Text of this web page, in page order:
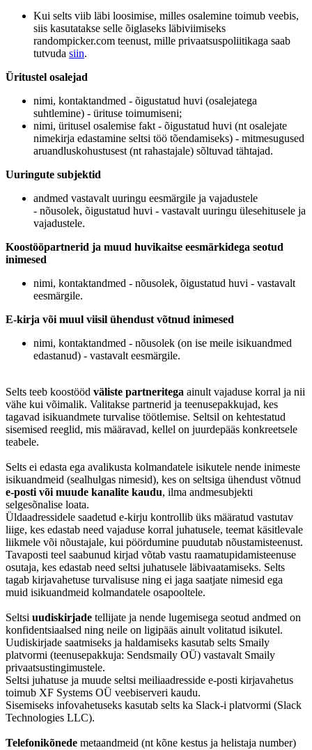
Kui selts viib läbi loosimise, milles osalemine toimub veebis,
siis kasutatakse selle õiglaseks läbiviimiseks
randompicker.com teenust, mille privaatsuspoliitikaga saab
tutvuda siin.
Üritustel osalejad
nimi, kontaktandmed - õigustatud huvi (osalejatega
suhtlemine) - ürituse toimumiseni;
nimi, üritusel osalemise fakt - õigustatud huvi (nt osalejate
nimekirja edastamine seltsi töö tõendamiseks) - mitmesugused
aruandluskohustusest (nt rahastajale) sõltuvad tähtajad.
Uuringute subjektid
andmed vastavalt uuringu eesmärgile ja vajadustele
- nõusolek, õigustatud huvi - vastavalt uuringu ülesehitusele ja
vajadustele.
Koostööpartnerid ja muud huvikaitse eesmärkidega seotud
inimesed
nimi, kontaktandmed - nõusolek, õigustatud huvi - vastavalt
eesmärgile.
E-kirja või muul viisil ühendust võtnud inimesed
nimi, kontaktandmed - nõusolek (on ise meile isikuandmed
edastanud) - vastavalt eesmärgile.
Selts teeb koostööd väliste partneritega ainult vajaduse korral ja nii
vähe kui võimalik. Valitakse partnerid ja teenusepakkujad, kes
tagavad isikuandmete turvalise töötlemise. Seltsil on kehtestatud
sisemised reeglid, mis määravad, kellel on juurdepääs konkreetsele
teabele.
Selts ei edasta ega avalikusta kolmandatele isikutele nende inimeste
isikuandmeid (sealhulgas nimesid), kes on seltsiga ühendust võtnud
e-posti või muude kanalite kaudu, ilma andmesubjekti
selgesõnalise loata.
Üldaadressidele saadetud e-kirju kontrollib üks määratud vastutav
liige, kes edastab need vajaduse korral juhatusele, teemat käsitlevale
liikmele või nõustajale, kui pöördumine puudutab nõustamisteenust.
Tavaposti teel saabunud kirjad võtab vastu raamatupidamisteenuse
osutaja, kes edastab need seltsi juhatusele läbivaatamiseks. Selts
tagab kirjavahetuse turvalisuse ning ei jaga saatjate nimesid ega
muid isikuandmeid kolmandatele osapooltele.
Seltsi uudiskirjade tellijate ja nende lugemisega seotud andmed on
konfidentsiaalsed ning neile on ligipääs ainult volitatud isikutel.
Uudiskirjade saatmiseks ja haldamiseks kasutab selts Smaily
platvormi (teenusepakkuja: Sendsmaily OÜ) vastavalt Smaily
privaatsustingimustele.
Seltsi juhatuse ja muude seltsi meiliaadresside e-posti kirjavahetus
toimub XF Systems OÜ veebiserveri kaudu.
Sisemiseks infovahetuseks kasutab selts ka Slack-i platvormi (Slack
Technologies LLC).
Telefonikõnede metaandmeid (nt kõne kestus ja helistaja number)